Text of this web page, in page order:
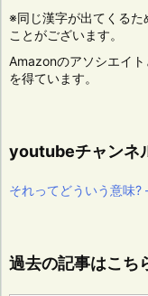
※同じ漢字が出てくるた
ことがございます。
Amazonのアソシエイ
を得ています。
youtubeチャンネ
それってどういう意味?
過去の記事はこち